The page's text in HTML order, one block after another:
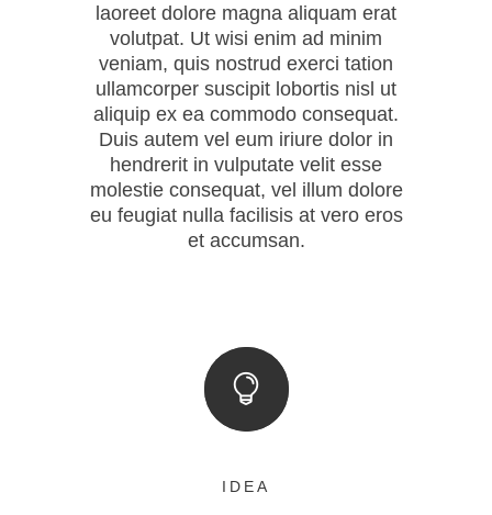
laoreet dolore magna aliquam erat
volutpat. Ut wisi enim ad minim
veniam, quis nostrud exerci tation
ullamcorper suscipit lobortis nisl ut
aliquip ex ea commodo consequat.
Duis autem vel eum iriure dolor in
hendrerit in vulputate velit esse
molestie consequat, vel illum dolore
eu feugiat nulla facilisis at vero eros
et accumsan.
IDEA